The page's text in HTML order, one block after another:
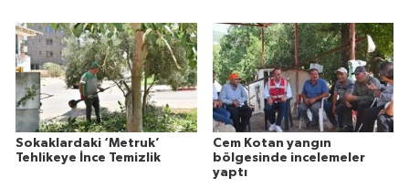
Sokaklardaki ‘Metruk’
Tehlikeye İnce Temizlik
Cem Kotan yangın
bölgesinde incelemeler
yaptı